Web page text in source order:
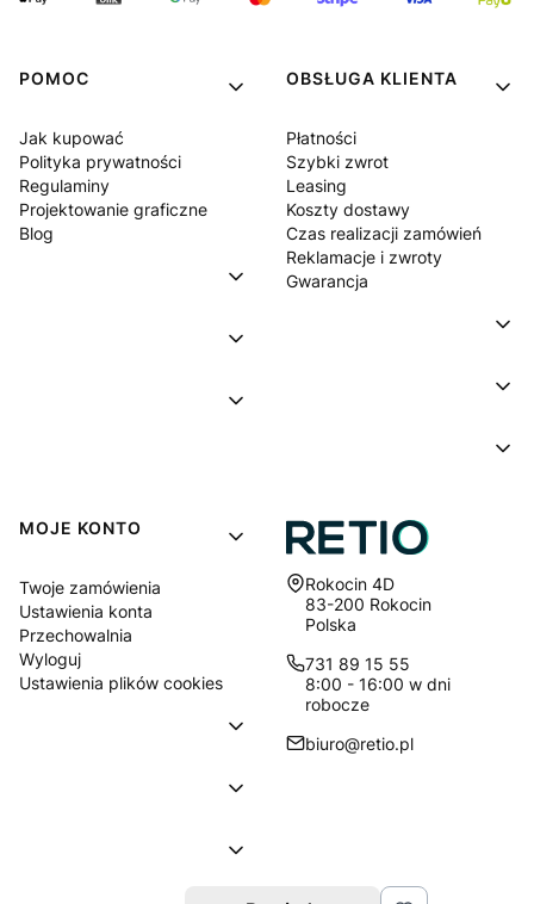
POMOC
Jak kupować
Polityka prywatności
Regulaminy
Projektowanie graficzne
Blog
OBSŁUGA KLIENTA
Płatności
Szybki zwrot
Leasing
Koszty dostawy
Czas realizacji zamówień
Reklamacje i zwroty
Gwarancja
MOJE KONTO
Twoje zamówienia
Ustawienia konta
Przechowalnia
Wyloguj
Ustawienia plików cookies
Adres:
Rokocin 4D
83-200 Rokocin
Polska
731 89 15 55
8:00 - 16:00 w dni
robocze
biuro@retio.pl